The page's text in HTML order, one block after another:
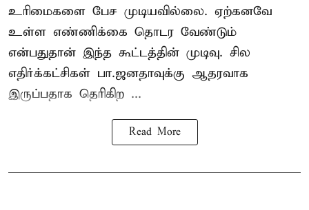
உரிமைகளை பேச முடியவில்லை. ஏற்கனவே
உள்ள எண்ணிக்கை தொடர வேண்டும்
என்பதுதான் இந்த கூட்டத்தின் முடிவு. சில
எதிர்க்கட்சிகள் பா.ஜனதாவுக்கு ஆதரவாக
இருப்பதாக தெரிகிற ...
Read More